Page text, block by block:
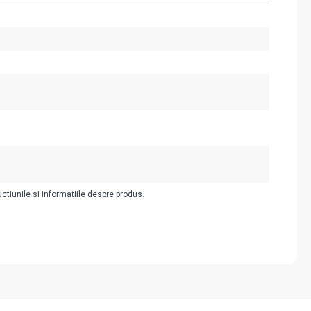
si informatiile despre produs.